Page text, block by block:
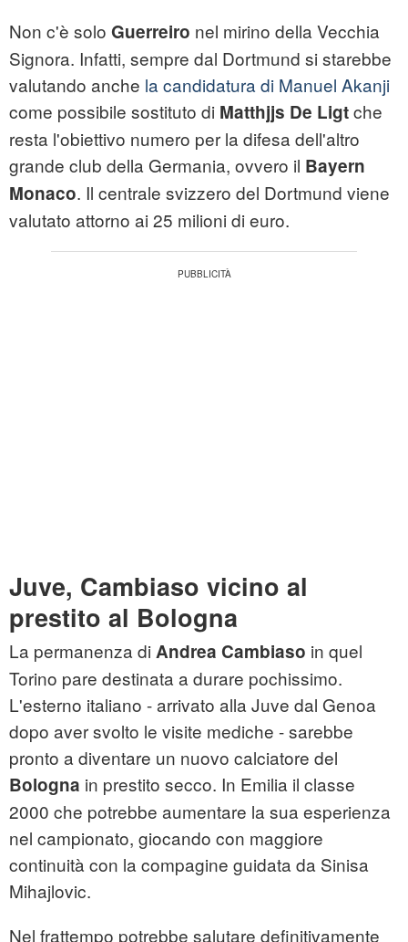
Non c'è solo Guerreiro nel mirino della Vecchia
Signora. Infatti, sempre dal Dortmund si starebbe
valutando anche la candidatura di Manuel Akanji
come possibile sostituto di Matthjjs De Ligtche
resta l'obiettivo numero per la difesa dell'altro
grande club della Germania, ovvero il Bayern
Monaco. Il centrale svizzero del Dortmund viene
valutato attorno ai 25 milioni di euro.
Juve, Cambiaso vicino al
prestito al Bologna
La permanenza di Andrea Cambiaso in quel
Torino pare destinata a durare pochissimo.
L'esterno italiano - arrivato alla Juve dal Genoa
dopo aver svolto le visite mediche - sarebbe
pronto a diventare un nuovo calciatore del
Bologna in prestito secco. In Emilia il classe
2000 che potrebbe aumentare la sua esperienza
nel campionato, giocando con maggiore
continuità con la compagine guidata da Sinisa
Mihajlovic.
Nel frattempo potrebbe salutare definitivamente